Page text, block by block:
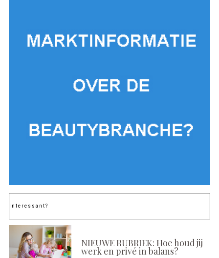
Interessant?
NIEUWE RUBRIEK: Hoe houd jij
werk en privé in balans?